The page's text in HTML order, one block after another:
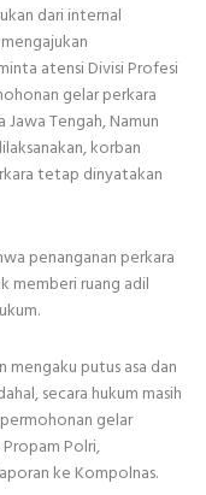
dari internal
atensi Divisi Profesi
gelar perkara
Tengah, Namun
korban
tetap dinyatakan
penanganan perkara
memberi ruang adil
putus asa dan
secara hukum masih
gelar
Polri,
ke Kompolnas.